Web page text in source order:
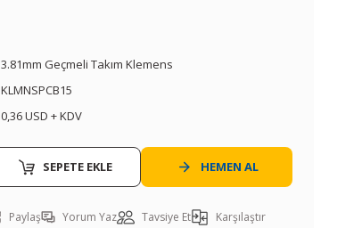
3.81mm Geçmeli Takım Klemens
KLMNSPCB15
0,36 USD + KDV
SEPETE EKLE HEMEN AL
Paylaş Yorum Yaz Tavsiye Et Karşılaştır